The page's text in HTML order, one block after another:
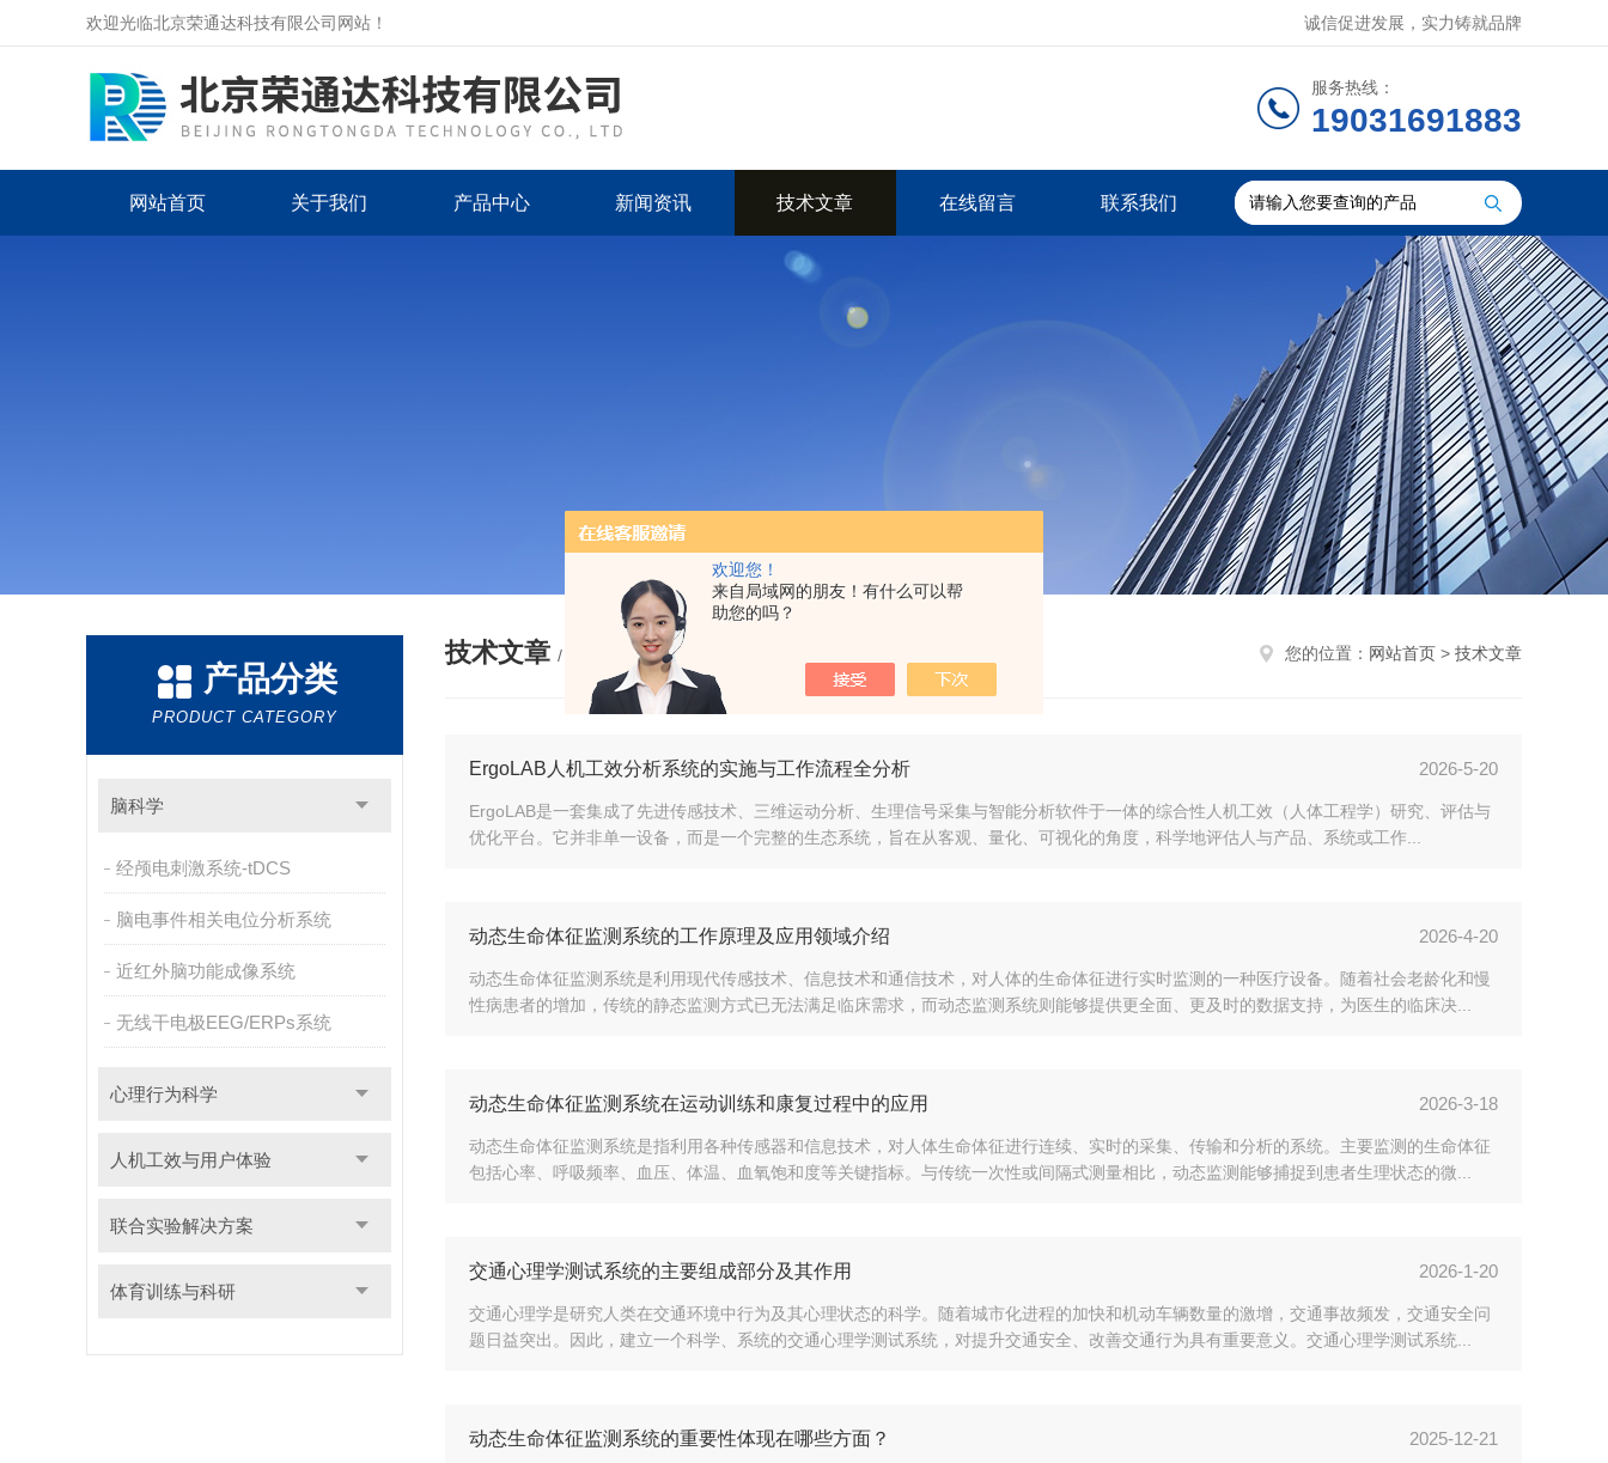
欢迎您！
来自局域网的朋友！有什么可以帮
助您的吗？
欢迎光临北京荣通达科技有限公司网站！ 诚信促进发展，实力铸就品牌
服务热线：
19031691883
网站首页 关于我们 产品中心 新闻资讯 技术文章 在线留言 联系我们
产品分类
PRODUCT CATEGORY
脑科学
经颅电刺激系统-tDCS
脑电事件相关电位分析系统
近红外脑功能成像系统
无线干电极EEG/ERPs系统
心理行为科学
人机工效与用户体验
联合实验解决方案
体育训练与科研
技术文章 / ARTICLE 您的位置： 网站首页 > 技术文章
ErgoLAB人机工效分析系统的实施与工作流程全分析 2026-5-20
ErgoLAB是一套集成了先进传感技术、三维运动分析、生理信号采集与智能分析软件于一体的综合性人机工效（人体工程学）研究、评估与
优化平台。它并非单一设备，而是一个完整的生态系统，旨在从客观、量化、可视化的角度，科学地评估人与产品、系统或工作...
动态生命体征监测系统的工作原理及应用领域介绍 2026-4-20
动态生命体征监测系统是利用现代传感技术、信息技术和通信技术，对人体的生命体征进行实时监测的一种医疗设备。随着社会老龄化和慢
性病患者的增加，传统的静态监测方式已无法满足临床需求，而动态监测系统则能够提供更全面、更及时的数据支持，为医生的临床决...
动态生命体征监测系统在运动训练和康复过程中的应用 2026-3-18
动态生命体征监测系统是指利用各种传感器和信息技术，对人体生命体征进行连续、实时的采集、传输和分析的系统。主要监测的生命体征
包括心率、呼吸频率、血压、体温、血氧饱和度等关键指标。与传统一次性或间隔式测量相比，动态监测能够捕捉到患者生理状态的微...
交通心理学测试系统的主要组成部分及其作用 2026-1-20
交通心理学是研究人类在交通环境中行为及其心理状态的科学。随着城市化进程的加快和机动车辆数量的激增，交通事故频发，交通安全问
题日益突出。因此，建立一个科学、系统的交通心理学测试系统，对提升交通安全、改善交通行为具有重要意义。交通心理学测试系统...
动态生命体征监测系统的重要性体现在哪些方面？ 2025-12-21